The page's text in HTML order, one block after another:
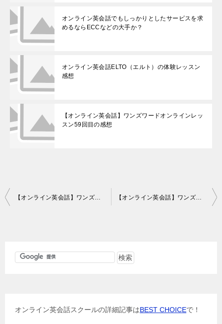
オンライン英会話でもしっかりとしたサービスを求
めるならECCなどの大手か？
オンライン英会話ELTO（エルト）の体験レッスン
感想
【オンライン英会話】ワンズワードオンラインレッ
スン59回目の感想
投
オンライン英会話スクールの詳細記事はBEST CHOICEで！